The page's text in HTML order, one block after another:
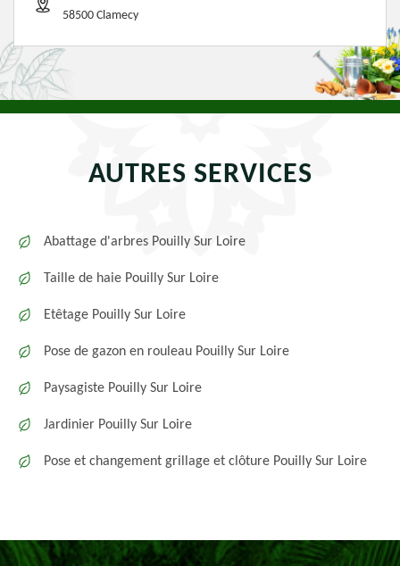
58500 Clamecy
AUTRES SERVICES
Abattage d'arbres Pouilly Sur Loire
Taille de haie Pouilly Sur Loire
Etêtage Pouilly Sur Loire
Pose de gazon en rouleau Pouilly Sur Loire
Paysagiste Pouilly Sur Loire
Jardinier Pouilly Sur Loire
Pose et changement grillage et clôture Pouilly Sur Loire